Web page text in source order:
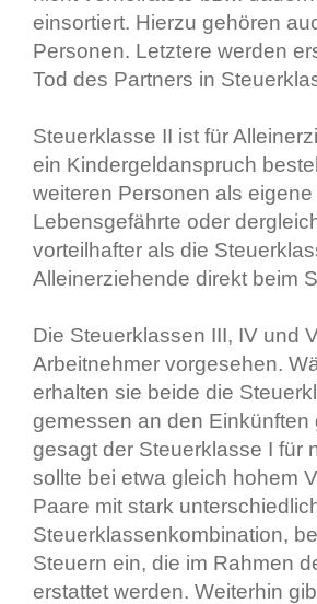
einsortiert. Hierzu gehören
Personen. Letztere werden
Tod des Partners in
Steuerklasse II ist für
ein Kindergeldanspruch
weiteren Personen als
Lebensgefährte oder
vorteilhafter als die
Alleinerziehende direkt beim
Die Steuerklassen III, IV und
Arbeitnehmer vorgesehen.
erhalten sie beide die
gemessen an den
gesagt der Steuerklasse I für
sollte bei etwa gleich hohem
Paare mit stark
Steuerklassenkombination,
Steuern ein, die im Rahmen
erstattet werden. Weiterhin